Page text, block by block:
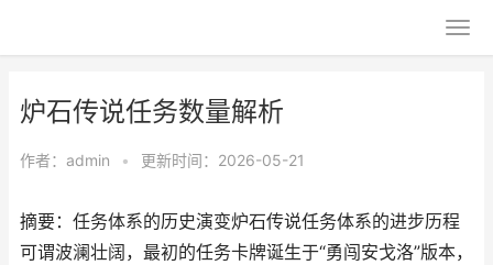
炉石传说任务数量解析
作者： admin • 更新时间：2026-05-21
摘要：任务体系的历史演变炉石传说任务体系的进步历程
可谓波澜壮阔，最初的任务卡牌诞生于“勇闯安戈洛”版本，